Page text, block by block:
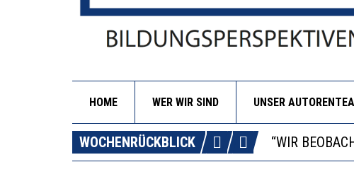
HOME WER WIR SIND UNSER
WOCHENRÜCKBLICK
ICH WILL
WORAUS
“WIR
DIE